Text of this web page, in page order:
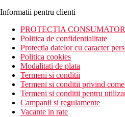
Informatii pentru clienti
PROTECTIA
Politica de confidentialitate
Protectia datelor cu caracter
Politica cookies
Modalitati de plata
Termeni si conditii
Termeni si conditii privind
Termeni si conditii pentru
Campanii si regulamente
Vacante in rate